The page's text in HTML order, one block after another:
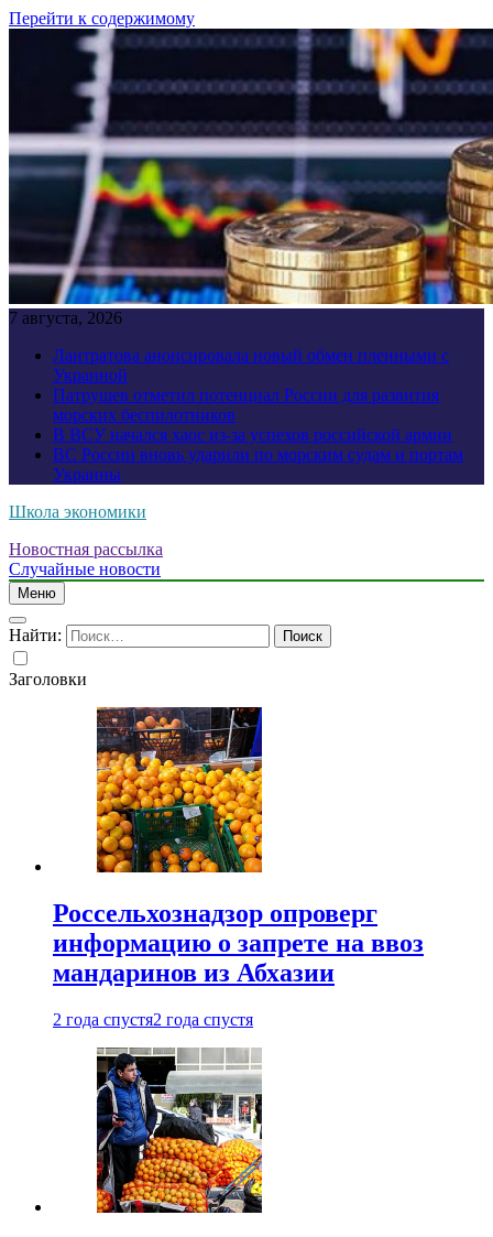
Перейти к содержимому
7 августа, 2026
Лантратова анонсировала новый обмен пленными с
Украиной
Патрушев отметил потенциал России для развития
морских беспилотников
В ВСУ начался хаос из-за успехов российской армии
ВС России вновь ударили по морским судам и портам
Украины
Школа экономики
Новостная рассылка
Случайные новости
Меню
Найти:
Заголовки
Россельхознадзор опроверг
информацию о запрете на ввоз
мандаринов из Абхазии
2 года спустя2 года спустя